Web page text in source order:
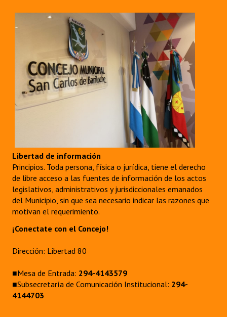
Libertad de información
Principios. Toda persona, física o jurídica, tiene el derecho
de libre acceso a las fuentes de información de los actos
legislativos, administrativos y jurisdiccionales emanados
del Municipio, sin que sea necesario indicar las razones que
motivan el requerimiento.
¡Conectate con el Concejo!
Dirección: Libertad 80
■Mesa de Entrada: 294-4143579
■Subsecretaría de Comunicación Institucional: 294-
4144703